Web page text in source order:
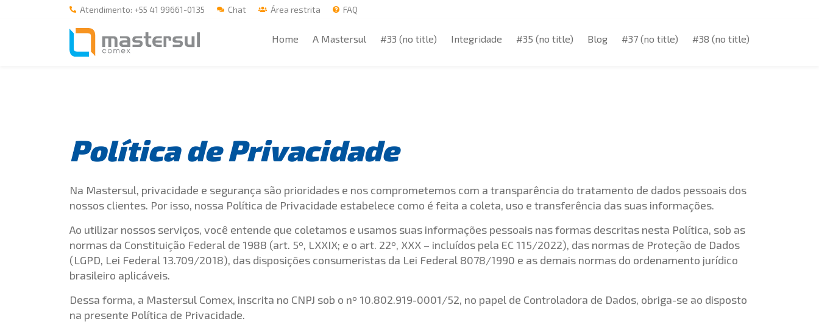
Atendimento: +55 41 99661-0135 Chat Área restrita FAQ
Home A Mastersul #33 (no title) Integridade #35 (no title) Blog #37 (no title) #38 (no title)
Integridade
#38 (no title)
Política de Privacidade
Na Mastersul, privacidade e segurança são prioridades e nos comprometemos com a transparência do tratamento de dados pessoais dos
nossos clientes. Por isso, nossa Política de Privacidade estabelece como é feita a coleta, uso e transferência das suas informações.
Ao utilizar nossos serviços, você entende que coletamos e usamos suas informações pessoais nas formas descritas nesta Política, sob as
normas da Constituição Federal de 1988 (art. 5º, LXXIX; e o art. 22º, XXX – incluídos pela EC 115/2022), das normas de Proteção de Dados
(LGPD, Lei Federal 13.709/2018), das disposições consumeristas da Lei Federal 8078/1990 e as demais normas do ordenamento jurídico
brasileiro aplicáveis.
Dessa forma, a Mastersul Comex, inscrita no CNPJ sob o nº 10.802.919-0001/52, no papel de Controladora de Dados, obriga-se ao disposto
na presente Política de Privacidade.